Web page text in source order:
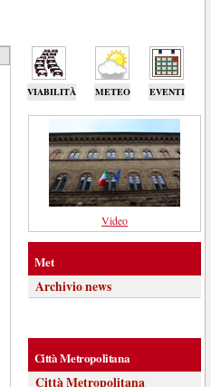
VIABILITÀ METEO EVENTI
Video
Met
Archivio news
Città Metropolitana
Città Metropolitana